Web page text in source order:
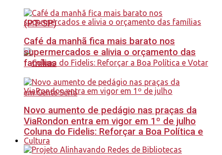
(PT-SP)
Coluna do Fidelis: Reforçar a Boa Política e
Café da manhã fica mais barato nos
supermercados e alivia o orçamento das
famílias
Novo aumento de pedágio nas praças da
ViaRondon entra em vigor em 1º de julho
Cultura